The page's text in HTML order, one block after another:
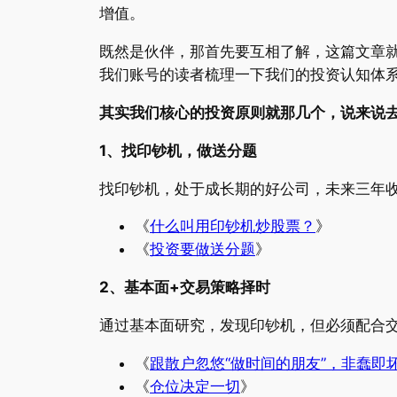
增值。
既然是伙伴，那首先要互相了解，这篇文章
我们账号的读者梳理一下我们的投资认知体
其实我们核心的投资原则就那几个，说来说
1、找印钞机，做送分题
找印钞机，处于成长期的好公司，未来三年
《什么叫用印钞机炒股票？ 》
《投资要做送分题》
2、基本面+交易策略择时
通过基本面研究，发现印钞机，但必须配合
《跟散户忽悠“做时间的朋友”，非蠢即
《仓位决定一切》